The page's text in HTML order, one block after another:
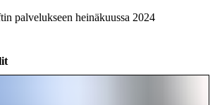
palvelukseen heinäkuussa 2024